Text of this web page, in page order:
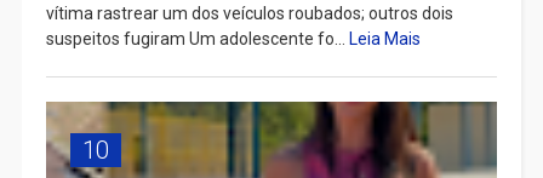
vítima rastrear um dos veículos roubados; outros dois
suspeitos fugiram Um adolescente fo... Leia Mais
10